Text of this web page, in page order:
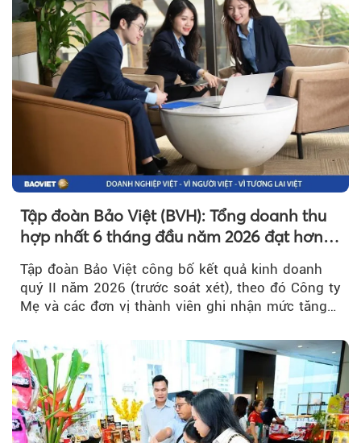
Tập đoàn Bảo Việt (BVH): Tổng doanh thu
hợp nhất 6 tháng đầu năm 2026 đạt hơn
Tập đoàn Bảo Việt công bố kết quả kinh doanh
quý II năm 2026 (trước soát xét), theo đó Công ty
Mẹ và các đơn vị thành viên ghi nhận mức tăng